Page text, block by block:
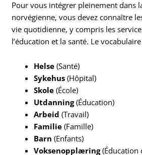
Pour vous intégrer pleinement dans
norvégienne, vous devez connaître
vie quotidienne, y compris les
l’éducation et la santé. Le
Helse (Santé)
Sykehus (Hôpital)
Skole (École)
Utdanning(Éducation)
Arbeid (Travail)
Familie (Famille)
Barn (Enfants)
Voksenopplæring(Éducation